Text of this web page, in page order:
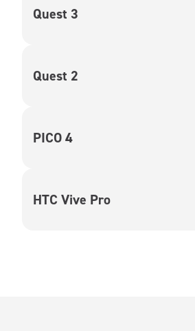
Quest 3
Quest 2
PICO 4
HTC Vive Pro